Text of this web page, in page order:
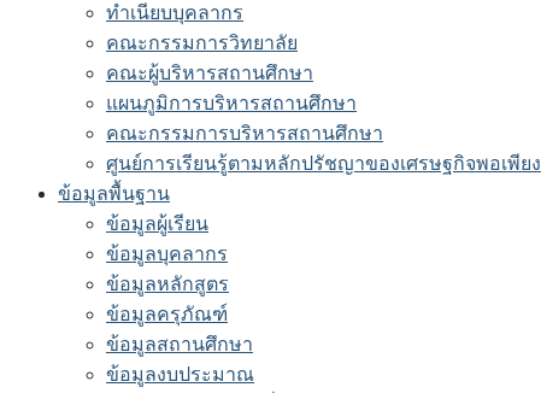
ทำเนียบบุคลากร
คณะกรรมการวิทยาลัย
คณะผู้บริหารสถานศึกษา
แผนภูมิการบริหารสถานศึกษา
คณะกรรมการบริหารสถานศึกษา
ศูนย์การเรียนรู้ตามหลักปรัชญาของเศรษฐกิจพอเพียง
ข้อมูลพื้นฐาน
ข้อมูลผู้เรียน
ข้อมูลบุคลากร
ข้อมูลหลักสูตร
ข้อมูลครุภัณฑ์
ข้อมูลสถานศึกษา
ข้อมูลงบประมาณ